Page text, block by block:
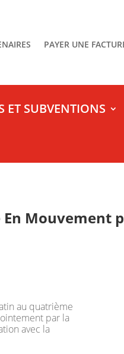
PAYER UNE
ET SUBVENTIONS
Mouvement
au quatrième
par la
avec la